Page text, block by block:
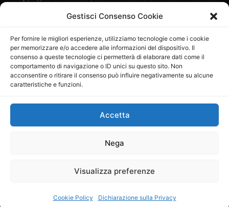
Gestisci Consenso Cookie
Per fornire le migliori esperienze, utilizziamo tecnologie come i cookie
per memorizzare e/o accedere alle informazioni del dispositivo. Il
consenso a queste tecnologie ci permetterà di elaborare dati come il
comportamento di navigazione o ID unici su questo sito. Non
acconsentire o ritirare il consenso può influire negativamente su alcune
caratteristiche e funzioni.
Accetta
Nega
Visualizza preferenze
Cookie Policy Dichiarazione sulla Privacy
29/09/2015
Direttore Editoriale: Maurizio Scaglione
Direttore Responsabile: Maria Calabrese
P.IVA: 06334930820
Mercurio Comunicazione Società Cooperativa a r.l. è
iscritta al Registro degli Operatori di Comunicazione al
Sito gestito daLa Digitale srl–info@ladigitale.it